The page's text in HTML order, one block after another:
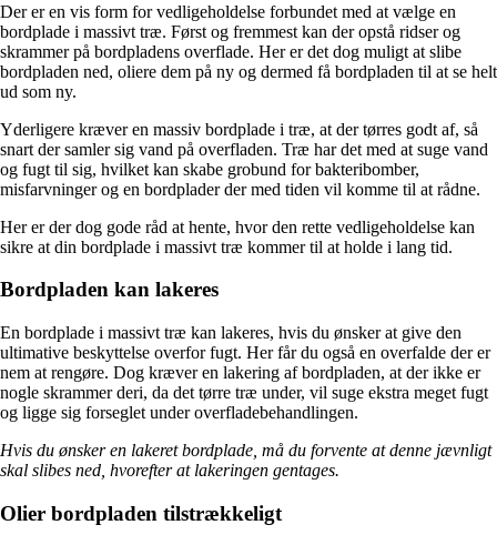
Der er en vis form for vedligeholdelse forbundet med at vælge en
bordplade i massivt træ. Først og fremmest kan der opstå ridser og
skrammer på bordpladens overflade. Her er det dog muligt at slibe
bordpladen ned, oliere dem på ny og dermed få bordpladen til at se helt
ud som ny.
Yderligere kræver en massiv bordplade i træ, at der tørres godt af, så
snart der samler sig vand på overfladen. Træ har det med at suge vand
og fugt til sig, hvilket kan skabe grobund for bakteribomber,
misfarvninger og en bordplader der med tiden vil komme til at rådne.
Her er der dog gode råd at hente, hvor den rette vedligeholdelse kan
sikre at din bordplade i massivt træ kommer til at holde i lang tid.
Bordpladen kan lakeres
En bordplade i massivt træ kan lakeres, hvis du ønsker at give den
ultimative beskyttelse overfor fugt. Her får du også en overfalde der er
nem at rengøre. Dog kræver en lakering af bordpladen, at der ikke er
nogle skrammer deri, da det tørre træ under, vil suge ekstra meget fugt
og ligge sig forseglet under overfladebehandlingen.
Hvis du ønsker en lakeret bordplade, må du forvente at denne jævnligt
skal slibes ned, hvorefter at lakeringen gentages.
Olier bordpladen tilstrækkeligt